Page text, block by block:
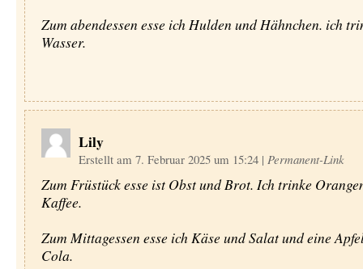
Zum abendessen esse ich Hulden und Hähnchen. ich
Wasser.
Lily
Erstellt am 7. Februar 2025 um 15:24 | Permanent-Link
Zum Früstück esse ist Obst und Brot. Ich trinke
Kaffee.
Zum Mittagessen esse ich Käse und Salat und eine
Cola.